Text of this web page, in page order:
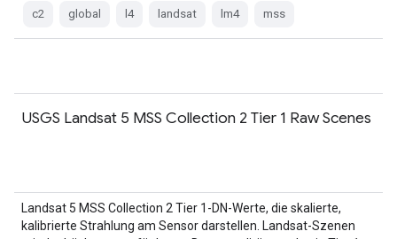
c2 global l4 landsat lm4 mss
USGS Landsat 5 MSS Collection 2 Tier 1 Raw Scenes
Landsat 5 MSS Collection 2 Tier 1-DN-Werte, die skalierte,
kalibrierte Strahlung am Sensor darstellen. Landsat-Szenen